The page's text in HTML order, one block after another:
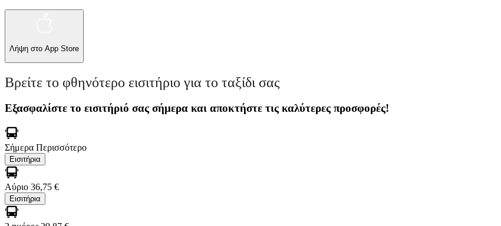
Λήψη στο App Store
Βρείτε το φθηνότερο εισιτήριο για το ταξίδι σας
Εξασφαλίστε το εισιτήριό σας σήμερα και αποκτήστε τις καλύτερες προσφορές!
Σήμερα Περισσότερο
Εισιτήρια
Αύριο 36,75 €
Εισιτήρια